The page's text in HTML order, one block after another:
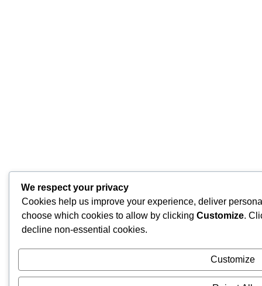
We respect your privacy
Cookies help us improve your experience, deliver
choose which cookies to allow by clicking Customize.
decline non-essential cookies.
Customize